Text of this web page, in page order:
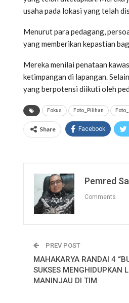
usaha pada lokasi yang telah
Menurut para pedagang,
yang memberikan kepastian
Mereka menilai penataan
ketimpangan di lapangan.
yang berpotensi diikuti oleh
Fokus Foto_Pilihan
Share Facebook
Pemred
Comments
PREV POST
MAHAKARYA RANDAI 4
SUKSES MENGHIDUPKAN
MANINJAU DI TIM